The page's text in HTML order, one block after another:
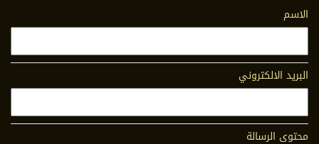
الاسم
البريد الالكتروني
محتوى الرسالة